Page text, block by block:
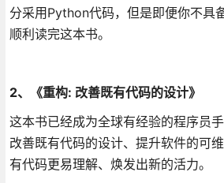
分采用Python代码，但是即便你不具
顺利读完这本书。
2、《重构: 改善既有代码的设计》
这本书已经成为全球有经验的程序员
改善既有代码的设计、提升软件的可
有代码更易理解、焕发出新的活力。